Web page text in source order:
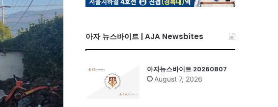
아자 뉴스바이트 | AJA Newsbites
아자뉴스바이트 20260807
August 7, 2026